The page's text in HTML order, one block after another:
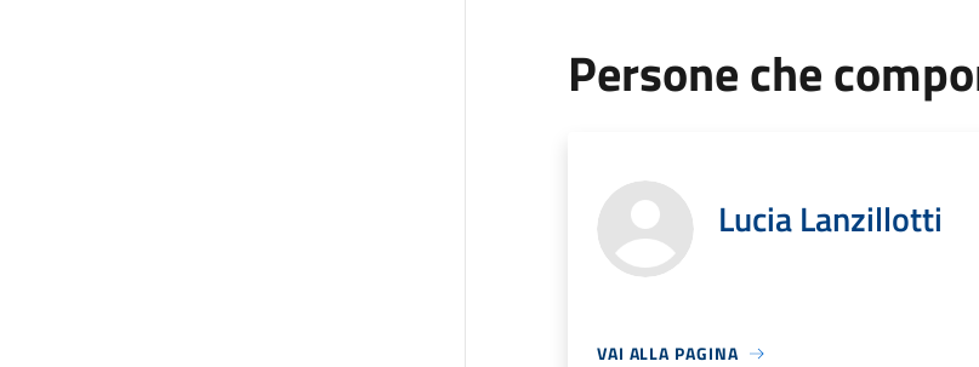
Persone che
Lucia Lanzillotti
VAI ALLA PAGINA